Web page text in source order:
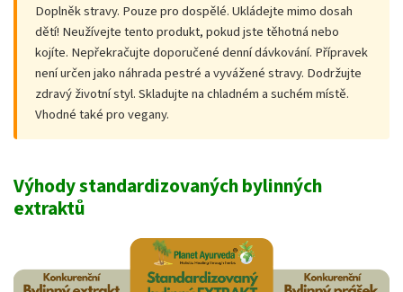
Doplněk stravy. Pouze pro dospělé. Ukládejte mimo dosah
dětí! Neužívejte tento produkt, pokud jste těhotná nebo
kojíte. Nepřekračujte doporučené denní dávkování. Přípravek
není určen jako náhrada pestré a vyvážené stravy. Dodržujte
zdravý životní styl. Skladujte na chladném a suchém místě.
Vhodné také pro vegany.
Výhody standardizovaných bylinných
extraktů